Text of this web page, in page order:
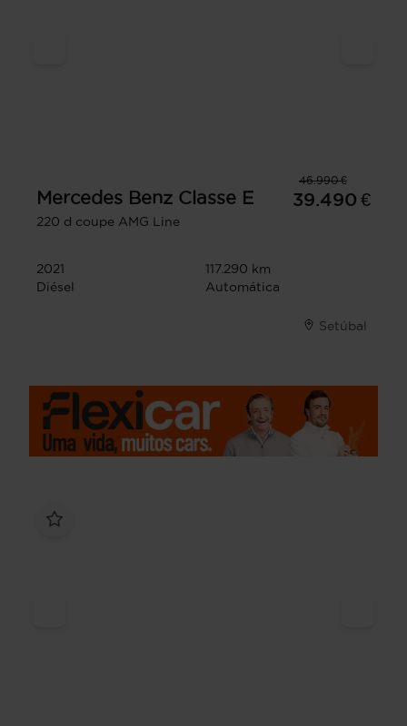
46.990 €
Mercedes Benz Classe E
220 d coupe AMG Line
39.490 €
2021
117.290 km
Diésel
Automática
Setúbal